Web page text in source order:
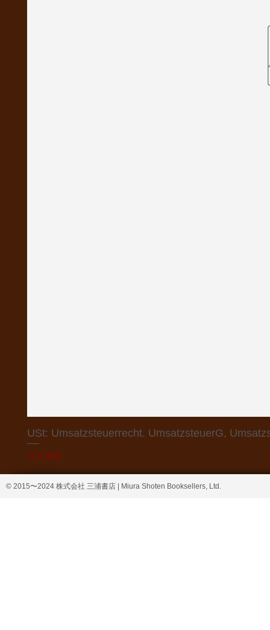
USt: Umsatzsteuerrecht. UmsatzsteuerG,
価格
￥4,368
© 2015〜2024 株式会社 三浦書店 | Miura Shoten Booksellers, Ltd.